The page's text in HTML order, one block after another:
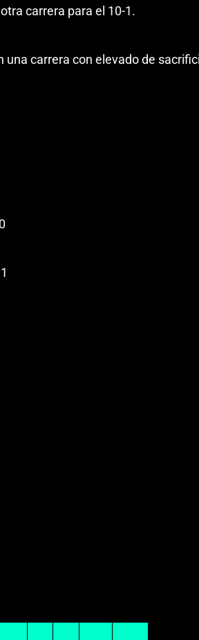
carrera para el 10-1.
carrera con elevado de